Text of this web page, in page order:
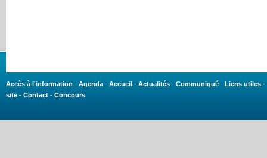
Accès à l'information - Agenda - Accueil - Actualités - Communiqué - Liens utiles -
site - Contact - Concours